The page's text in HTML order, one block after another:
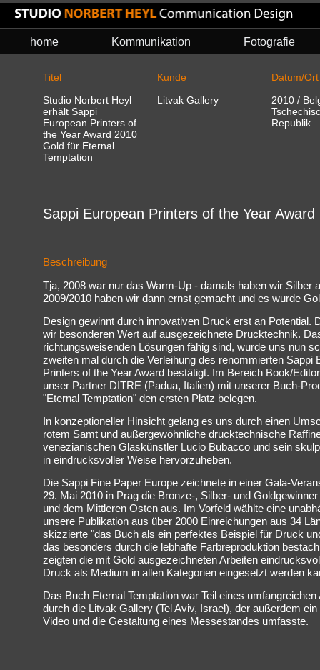
Titel
Studio Norbert Heyl
erhält Sappi
European Printers of
the Year Award 2010
Gold für Eternal
Temptation
Kunde
Litvak Gallery
Datum/Ort
2010 /
Republik
Sappi European Printers of the Year Award
Beschreibung
Tja, 2008 war nur das Warm-Up - damals haben wir Silber
2009/2010 haben wir dann ernst gemacht und es wurde
Design gewinnt durch innovativen Druck erst an Potential.
wir besonderen Wert auf ausgezeichnete Drucktechnik.
richtungsweisenden Lösungen fähig sind, wurde uns nun
zweiten mal durch die Verleihung des renommierten Sappi
Printers of the Year Award bestätigt. Im Bereich Book/
unser Partner DITRE (Padua, Italien) mit unserer Buch-
"Eternal Temptation" den ersten Platz belegen.
In konzeptioneller Hinsicht gelang es uns durch einen
rotem Samt und außergewöhnliche drucktechnische
venezianischen Glaskünstler Lucio Bubacco und sein
in eindrucksvoller Weise hervorzuheben.
Die Sappi Fine Paper Europe zeichnete in einer Gala-
29. Mai 2010 in Prag die Bronze-, Silber- und
und dem Mittleren Osten aus. Im Vorfeld wählte eine
unsere Publikation aus über 2000 Einreichungen aus 34
skizzierte "das Buch als ein perfektes Beispiel für Druck
das besonders durch die lebhafte Farbreproduktion
zeigten die mit Gold ausgezeichneten Arbeiten
Druck als Medium in allen Kategorien eingesetzt werden
Das Buch Eternal Temptation war Teil eines umfangreichen
durch die Litvak Gallery (Tel Aviv, Israel), der außerdem
Video und die Gestaltung eines Messestandes umfasste.
home Kommunikation Fotografie